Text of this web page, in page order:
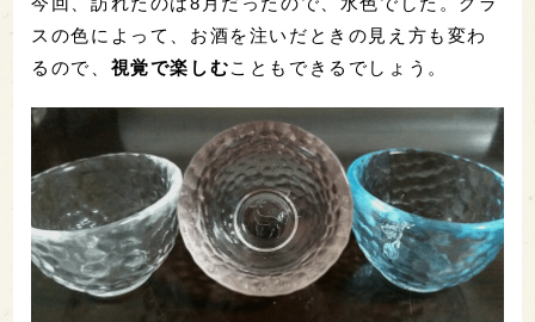
スの色によって、お酒を注いだときの見え方も変わ
るので、 視覚で楽しむこともできるでしょう。